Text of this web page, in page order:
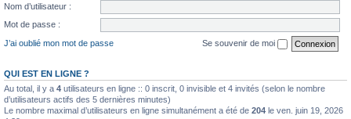
Nom d’utilisateur :
Mot de passe :
J’ai oublié mon mot de passe
Se souvenir de moi
QUI EST EN LIGNE ?
Au total, il y a 4 utilisateurs en ligne :: 0 inscrit, 0 invisible et 4 invités (selon le nombre
d’utilisateurs actifs des 5 dernières minutes)
Le nombre maximal d’utilisateurs en ligne simultanément a été de 204 le ven. juin 19, 2026